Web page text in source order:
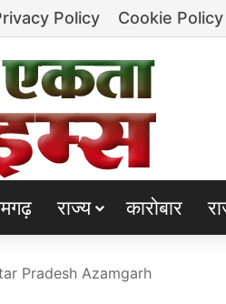
Policy Cookie Policy
राज्य कारोबार
Pradesh Azamgarh